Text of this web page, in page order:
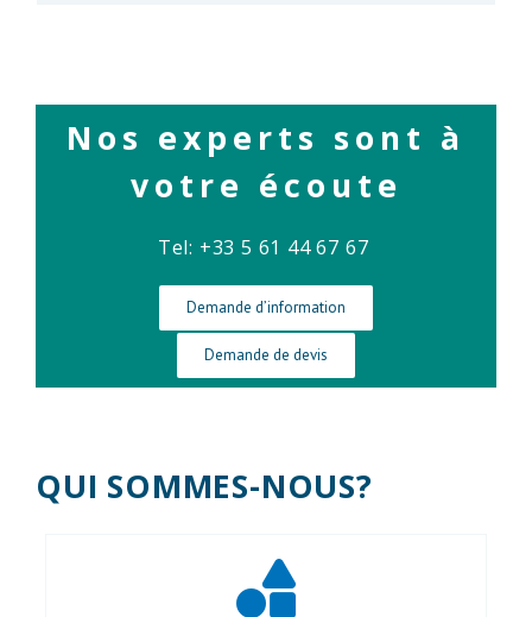
Nos experts sont à
votre écoute
Tel: +33 5 61 44 67 67
Demande d’information
Demande de devis
QUI SOMMES-NOUS?